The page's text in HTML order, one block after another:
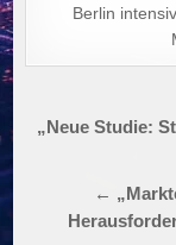
Berlin
„Neue Studie:
←